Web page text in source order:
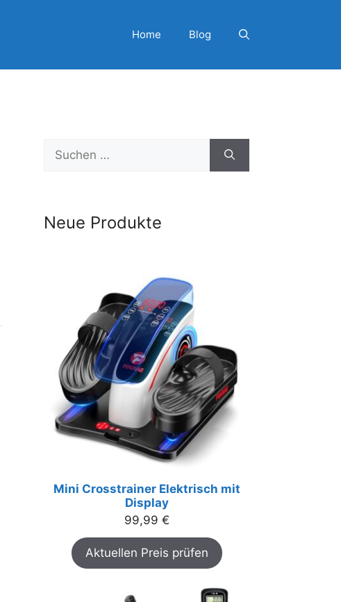
Home Blog
Suchen
nach:
Neue Produkte
Mini Crosstrainer Elektrisch mit
Display
99,99 €
Aktuellen Preis prüfen